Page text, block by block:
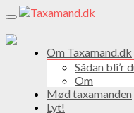
Toggle
navigation
Om Taxamand.dk
Sådan bli’r
Om
Mød taxamanden
Lyt!